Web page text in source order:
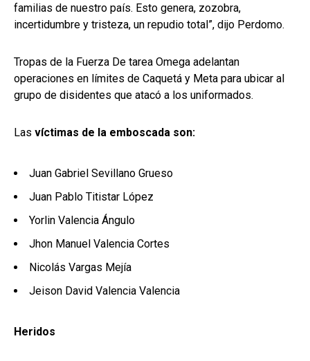
familias de nuestro país. Esto genera, zozobra,
incertidumbre y tristeza, un repudio total”, dijo Perdomo.
Tropas de la Fuerza De tarea Omega adelantan
operaciones en límites de Caquetá y Meta para ubicar al
grupo de disidentes que atacó a los uniformados.
Las víctimas de la emboscada son:
Juan Gabriel Sevillano Grueso
Juan Pablo Titistar López
Yorlin Valencia Ángulo
Jhon Manuel Valencia Cortes
Nicolás Vargas Mejía
Jeison David Valencia Valencia
Heridos